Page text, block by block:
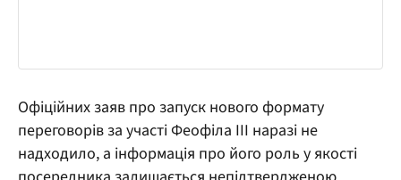
Офіційних заяв про запуск нового формату
переговорів за участі Феофіла III наразі не
надходило, а інформація про його роль у якості